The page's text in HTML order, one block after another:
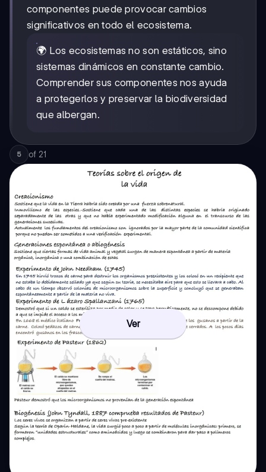
componentes puede provocar cambios
significativos en todo el ecosistema.
🌍 Los ecosistemas no son estáticos, sino
sistemas dinámicos en constante cambio.
Comprender sus componentes nos ayuda
a protegerlos y preservar la biodiversidad
que albergan.
5 of 21
Ver